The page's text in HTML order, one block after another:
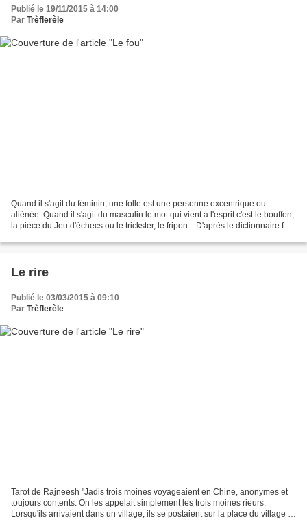
Publié le 19/11/2015 à 14:00
Par Trèflerèle
Quand il s'agit du féminin, une folle est une personne excentrique ou
aliénée. Quand il s'agit du masculin le mot qui vient à l'esprit c'est le bouffon,
la pièce du Jeu d'échecs ou le trickster, le fripon... D'après le dictionnaire fou
Le rire
Publié le 03/03/2015 à 09:10
Par Trèflerèle
Tarot de Rajneesh "Jadis trois moines voyageaient en Chine, anonymes et
toujours contents. On les appelait simplement les trois moines rieurs.
Lorsqu'ils arrivaient dans un village, ils se postaient sur la place du village et